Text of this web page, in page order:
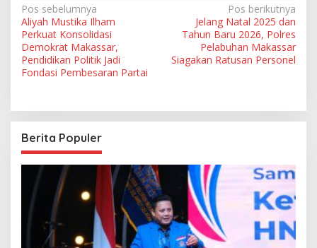
N
a
v
i
a
s
i
p
s
Pos sebelumnya
Aliyah Mustika Ilham
Perkuat Konsolidasi
Demokrat Makassar,
Pendidikan Politik Jadi
Fondasi Pembesaran Partai
Pos berikutnya
Jelang Natal 2025 dan
Tahun Baru 2026, Polres
Pelabuhan Makassar
Siagakan Ratusan Personel
Berita Populer